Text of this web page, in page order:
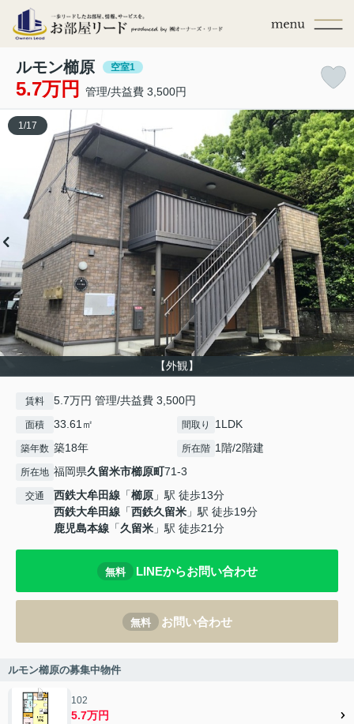
ルモン櫛原 空室1
5.7万円 管理/共益費 3,500円
【外観】
1 /17
賃料 5.7万円 管理/共益費 3,500円
面積 33.61㎡ 間取り 1LDK
築年数 築18年 所在階 1階/2階建
所在地 福岡県久留米市櫛原町71-3
交通 西鉄大牟田線 「櫛原 」駅 徒歩13分
西鉄大牟田線 「西鉄久留米 」駅 徒歩19分
鹿児島本線 「久留米 」駅 徒歩21分
無料 LINEからお問い合わせ
無料 お問い合わせ
ルモン櫛原の募集中物件
102
5.7万円